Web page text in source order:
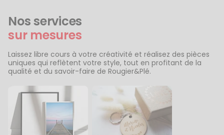
Nos services
sur mesures
Laissez libre cours à votre créativité et réalisez des pièces
uniques qui reflètent votre style, tout en profitant de la
qualité et du savoir-faire de Rougier&Plé.